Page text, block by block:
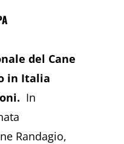
del Cane
in Italia
In
Randagio,